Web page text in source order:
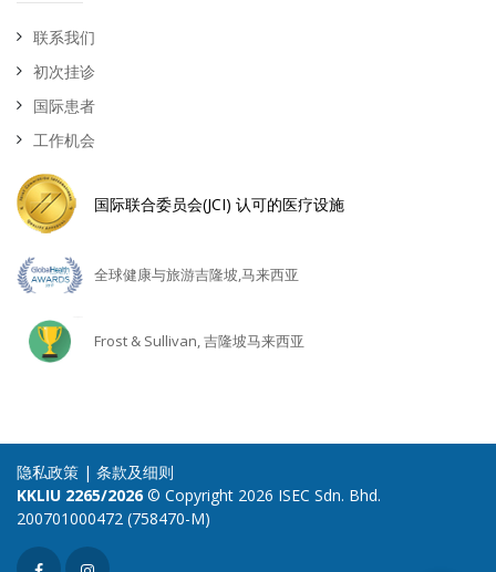
联系我们
初次挂诊
国际患者
工作机会
国际联合委员会(JCI) 认可的医疗设施
全球健康与旅游吉隆坡,马来西亚
Frost & Sullivan, 吉隆坡马来西亚
隐私政策 | 条款及细则
KKLIU 2265/2026© Copyright 2026 ISEC Sdn. Bhd.
200701000472 (758470-M)